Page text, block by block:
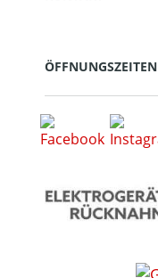
ÖFFNUNGSZEITEN